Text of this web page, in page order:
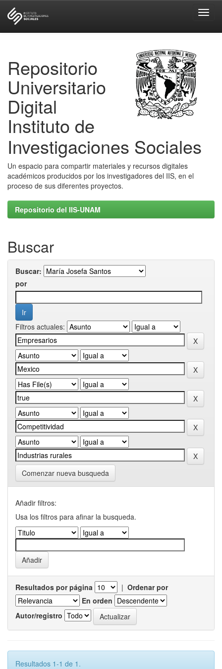
Repositorio
Universitario
Digital
Instituto de
Investigaciones Sociales
Un espacio para compartir materiales y recursos digitales
académicos producidos por los investigadores del IIS, en el
proceso de sus diferentes proyectos.
Repositorio del IIS-UNAM
Buscar
Buscar:
por
Filtros actuales:
Comenzar nueva busqueda
Añadir filtros:
Usa los filtros para afinar la busqueda.
Resultados por página | Ordenar por
En orden
Autor/registro
Resultados 1-1 de 1.